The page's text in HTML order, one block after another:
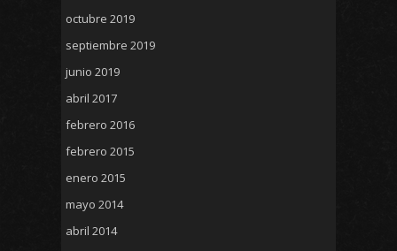
octubre 2019
septiembre 2019
junio 2019
abril 2017
febrero 2016
febrero 2015
enero 2015
mayo 2014
abril 2014